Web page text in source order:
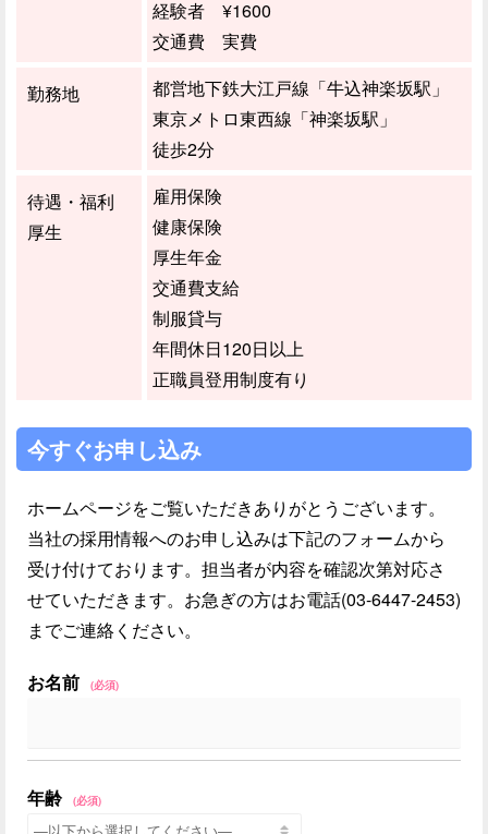
経験者 ¥1600
交通費 実費
勤務地
都営地下鉄大江戸線「牛込神楽坂駅」
東京メトロ東西線「神楽坂駅」
徒歩2分
待遇・福利
厚生
雇用保険
健康保険
厚生年金
交通費支給
制服貸与
年間休日120日以上
正職員登用制度有り
今すぐお申し込み
ホームページをご覧いただきありがとうございます。
当社の採用情報へのお申し込みは下記のフォームから
受け付けております。担当者が内容を確認次第対応さ
せていただきます。お急ぎの方はお電話(03-6447-2453)
までご連絡ください。
お名前 (必須)
年齢 (必須)